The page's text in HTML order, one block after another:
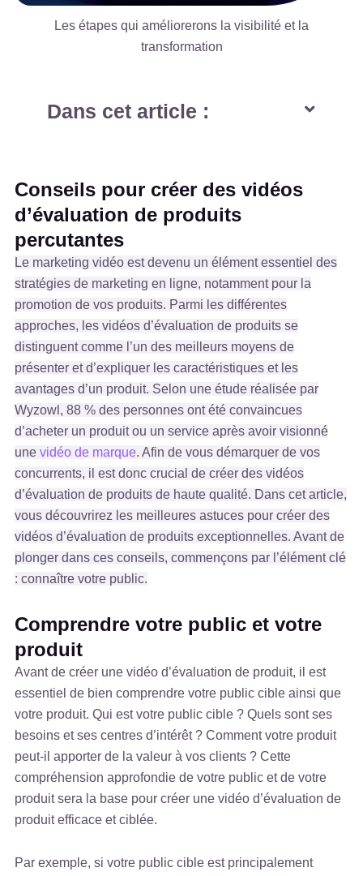
Les étapes qui améliorerons la visibilité et la
transformation
Dans cet article :
Conseils pour créer des vidéos
d’évaluation de produits
percutantes
Le marketing vidéo est devenu un élément essentiel des
stratégies de marketing en ligne, notamment pour la
promotion de vos produits. Parmi les différentes
approches, les vidéos d’évaluation de produits se
distinguent comme l’un des meilleurs moyens de
présenter et d’expliquer les caractéristiques et les
avantages d’un produit. Selon une étude réalisée par
Wyzowl, 88 % des personnes ont été convaincues
d’acheter un produit ou un service après avoir visionné
unevidéo de marque. Afin de vous démarquer de vos
concurrents, il est donc crucial de créer des vidéos
d’évaluation de produits de haute qualité. Dans cet article,
vous découvrirez les meilleures astuces pour créer des
vidéos d’évaluation de produits exceptionnelles. Avant de
plonger dans ces conseils, commençons par l’élément clé
: connaître votre public.
Comprendre votre public et votre
produit
Avant de créer une vidéo d’évaluation de produit, il est
essentiel de bien comprendre votre public cible ainsi que
votre produit. Qui est votre public cible ? Quels sont ses
besoins et ses centres d’intérêt ? Comment votre produit
peut-il apporter de la valeur à vos clients ? Cette
compréhension approfondie de votre public et de votre
produit sera la base pour créer une vidéo d’évaluation de
produit efficace et ciblée.
Par exemple, si votre public cible est principalement